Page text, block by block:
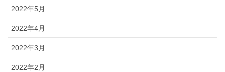
2022年5月
2022年4月
2022年3月
2022年2月